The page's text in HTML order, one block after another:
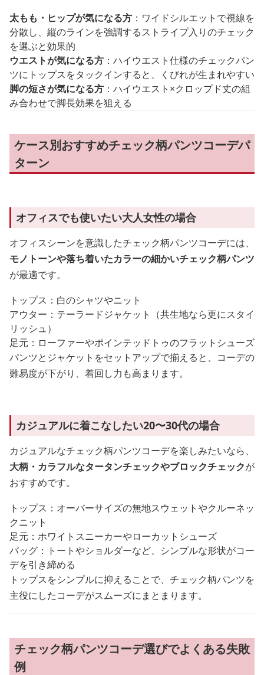
太もも・ヒップが気になる方 ：ワイドシルエットで視線を
分散し、縦のラインを強調するストライプ入りのチェック
を選ぶと効果的
ウエストが気になる方 ：ハイウエスト仕様のチェックパン
ツにトップスをタックインすると、くびれが生まれやすい
脚の短さが気になる方 ：ハイウエスト×クロップド丈の組
み合わせで脚長効果を狙える
ケース別おすすめチェック柄パンツコーデパ
ターン
オフィスでも使いたい大人女性の場合
オフィスシーンを意識したチェック柄パンツコーデには、
モノトーンや落ち着いたカラーの細かいチェック柄パンツ
が最適です。
トップス：白のシャツやニット
アウター：テーラードジャケット（共生地なら更にスタイ
リッシュ）
足元：ローファーやポインテッドトゥのフラットシューズ
パンツとジャケットをセットアップで揃えると、コーデの
難易度が下がり、着回し力も高まります。
カジュアルに着こなしたい20〜30代の場合
カジュアルなチェック柄パンツコーデを楽しみたいなら、
大柄・カラフルなタータンチェックやブロックチェックが
おすすめです。
トップス：オーバーサイズの無地スウェットやクルーネッ
クニット
足元：ホワイトスニーカーやローカットシューズ
バッグ：トートやショルダーなど、シンプルな形状がコー
デを引き締める
トップスをシンプルに抑えることで、チェック柄パンツを
主役にしたコーデがスムーズにまとまります。
チェック柄パンツコーデ選びでよくある失敗
例